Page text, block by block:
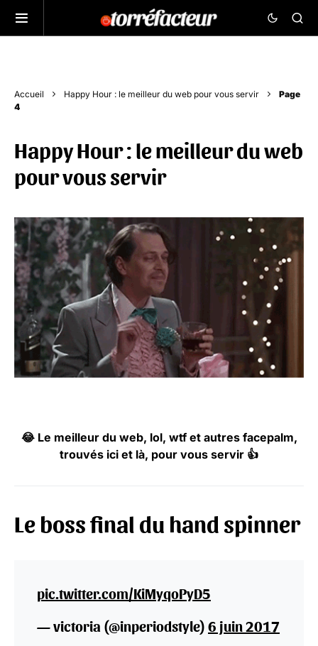
Accueil Happy Hour : le meilleur du web pour vous servir
Page
4
Happy Hour : le meilleur du web
pour vous servir
😂 Le meilleur du web, lol, wtf et autres facepalm,
trouvés ici et là, pour vous servir 👍
Le boss final du hand spinner
pic.twitter.com/KiMyqoPyD5
— victoria (@inperiodstyle) 6 juin 2017